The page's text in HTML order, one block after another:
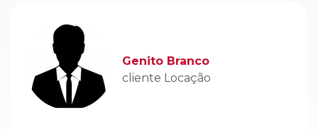
Genito Branco
cliente Locação